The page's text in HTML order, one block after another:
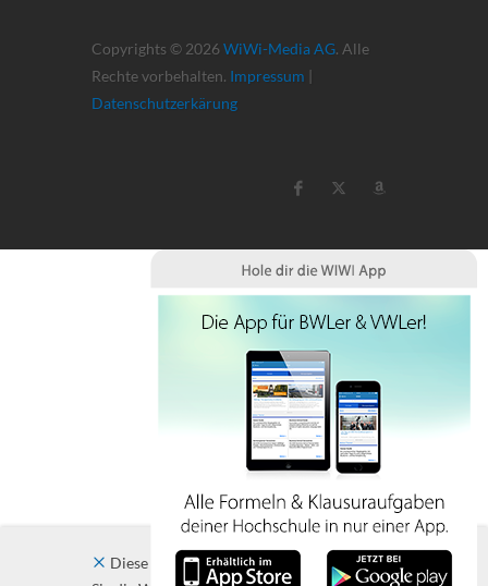
Copyrights © 2026 WiWi-Media AG. Alle
Rechte vorbehalten. Impressum |
Datenschutzerkärung
Diese Website verwendet Cookies. Indem